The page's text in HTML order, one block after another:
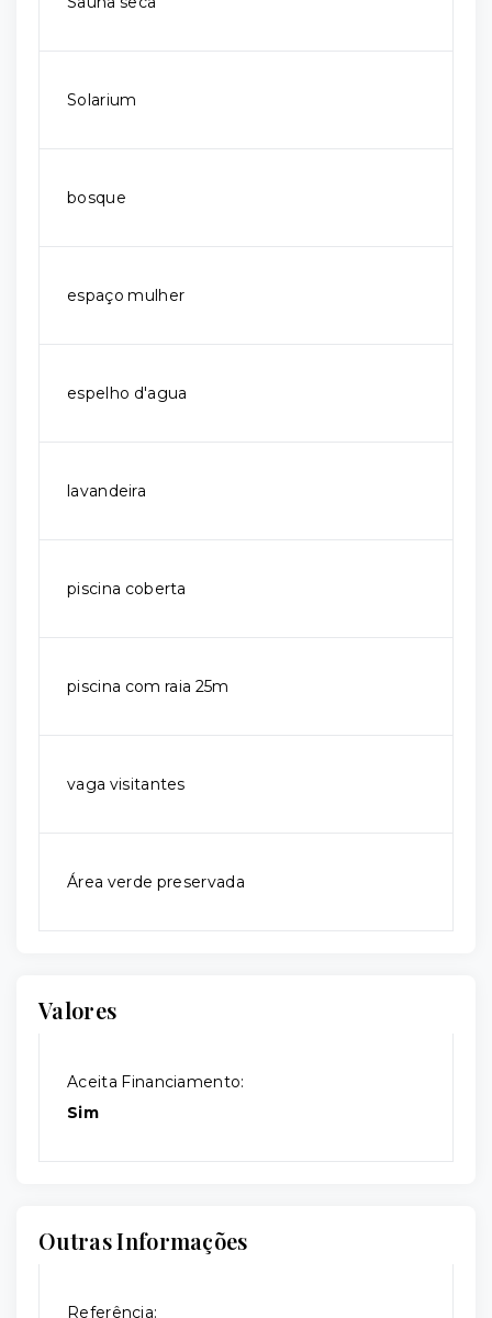
Solarium
bosque
espaço mulher
espelho d'agua
lavandeira
piscina coberta
piscina com raia 25m
vaga visitantes
Área verde preservada
Valores
Aceita Financiamento:
Sim
Outras Informações
Referência: